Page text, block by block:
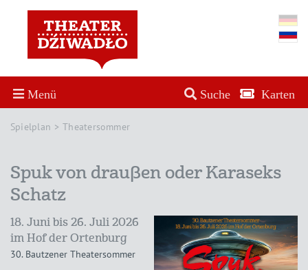
Menü Suche Karten
Spielplan Theatersommer
Spuk von draußen oder Karaseks
Schatz
18. Juni bis 26. Juli 2026
im Hof der Ortenburg
30. Bautzener Theatersommer